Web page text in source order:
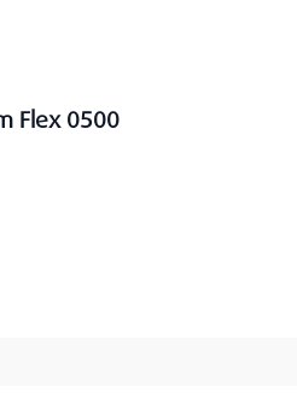
Flex 0500